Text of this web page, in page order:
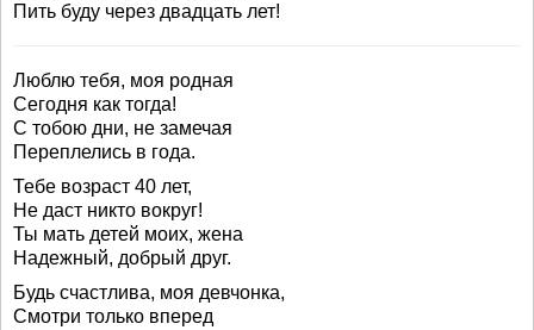
Пить буду через двадцать лет!
Люблю тебя, моя родная
Сегодня как тогда!
С тобою дни, не замечая
Переплелись в года.
Тебе возраст 40 лет,
Не даст никто вокруг!
Ты мать детей моих, жена
Надежный, добрый друг.
Будь счастлива, моя девчонка,
Смотри только вперед